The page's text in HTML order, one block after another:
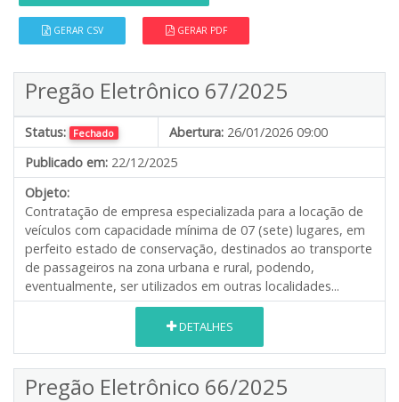
GERAR CSV GERAR PDF
Pregão Eletrônico 67/2025
Status: Fechado Abertura: 26/01/2026 09:00
Publicado em: 22/12/2025
Objeto:
Contratação de empresa especializada para a locação de
veículos com capacidade mínima de 07 (sete) lugares, em
perfeito estado de conservação, destinados ao transporte
de passageiros na zona urbana e rural, podendo,
eventualmente, ser utilizados em outras localidades...
DETALHES
Pregão Eletrônico 66/2025